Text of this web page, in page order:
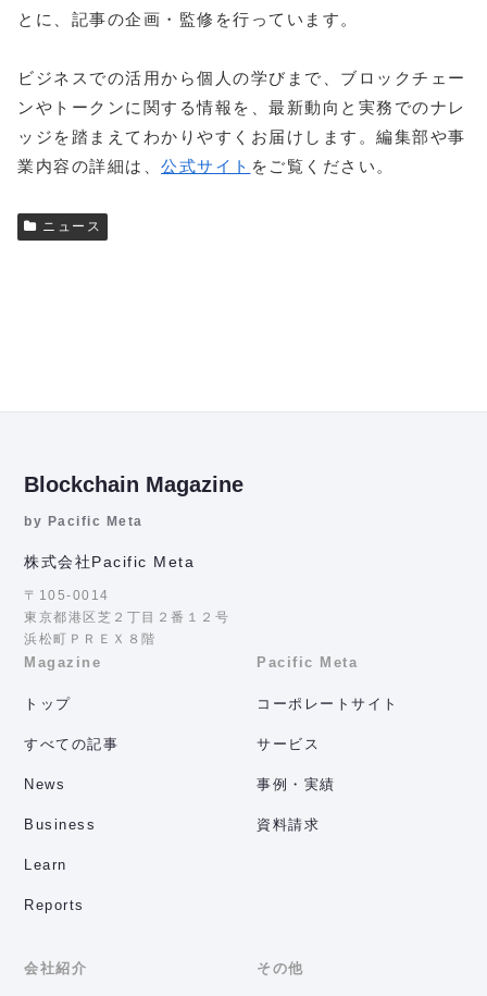
とに、記事の企画・監修を行っています。
ビジネスでの活用から個人の学びまで、ブロックチェー
ンやトークンに関する情報を、最新動向と実務でのナレ
ッジを踏まえてわかりやすくお届けします。編集部や事
業内容の詳細は、 公式サイト をご覧ください。
ニュース
Blockchain Magazine
by Pacific Meta
株式会社Pacific Meta
〒105-0014
東京都港区芝２丁目２番１２号
浜松町ＰＲＥＸ８階
Magazine
トップ
すべての記事
News
Business
Learn
Reports
Pacific Meta
コーポレートサイト
サービス
事例・実績
資料請求
会社紹介 その他